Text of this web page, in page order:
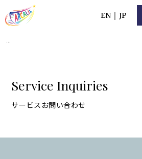
EN JP
for:
Service Inquiries
サービスお問い合わせ